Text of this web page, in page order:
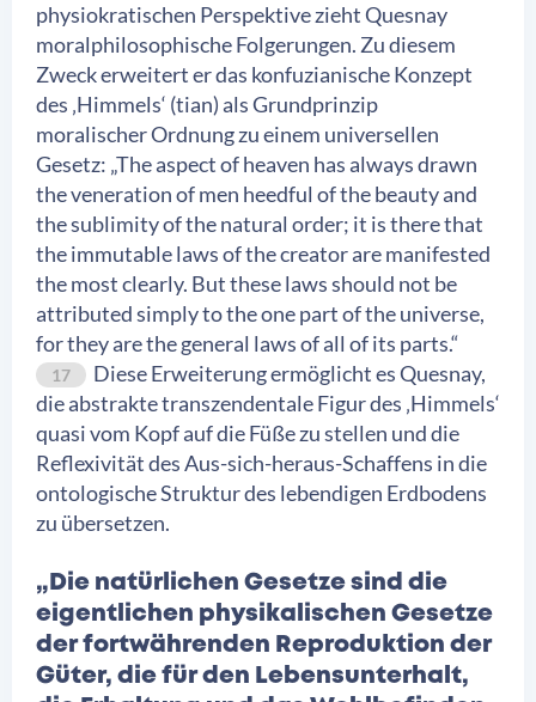
physiokratischen Perspektive zieht Quesnay
moralphilosophische Folgerungen. Zu diesem
Zweck erweitert er das konfuzianische Konzept
des ‚Himmels‘ (tian) als Grundprinzip
moralischer Ordnung zu einem universellen
Gesetz: „The aspect of heaven has always drawn
the veneration of men heedful of the beauty and
the sublimity of the natural order; it is there that
the immutable laws of the creator are manifested
the most clearly. But these laws should not be
attributed simply to the one part of the universe,
for they are the general laws of all of its parts.“
17
Diese Erweiterung ermöglicht es Quesnay,
die abstrakte transzendentale Figur des ‚Himmels‘
quasi vom Kopf auf die Füße zu stellen und die
Reflexivität des Aus-sich-heraus-Schaffens in die
ontologische Struktur des lebendigen Erdbodens
zu übersetzen.
„Die natürlichen Gesetze sind die
eigentlichen physikalischen Gesetze
der fortwährenden Reproduktion der
Güter, die für den Lebensunterhalt,